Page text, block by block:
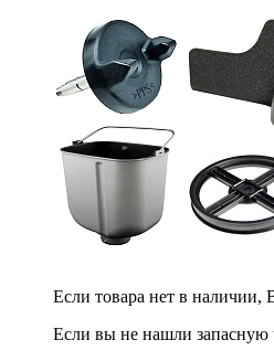
Если товара нет в наличии,
Если вы не нашли запасную